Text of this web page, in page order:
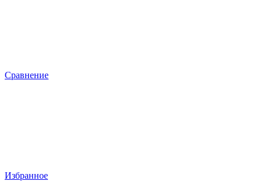
Сравнение
Избранное